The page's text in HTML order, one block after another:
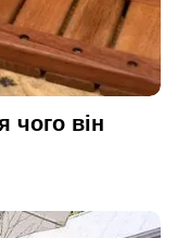
чого він